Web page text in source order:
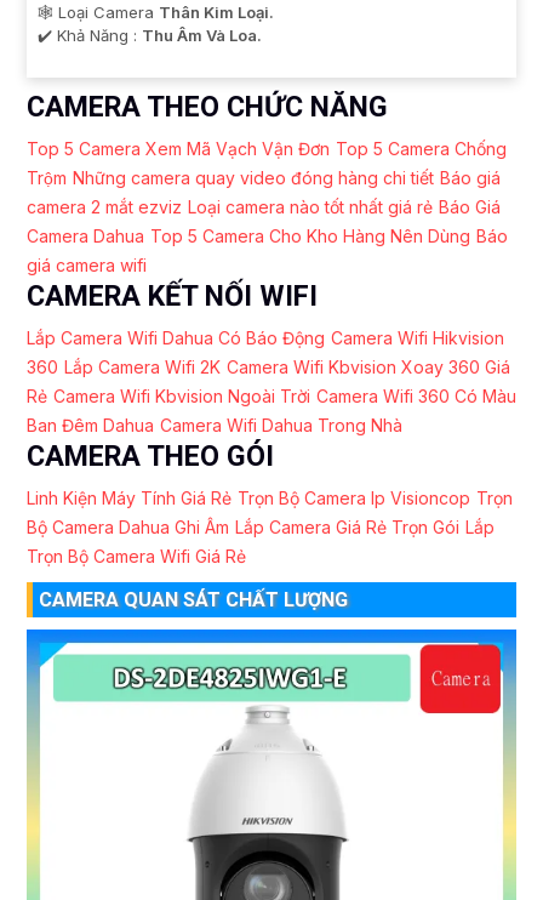
🕸️ Loại Camera Thân Kim Loại.
️✔️ Khả Năng : Thu Âm Và Loa.
CAMERA THEO CHỨC NĂNG
Top 5 Camera Xem Mã Vạch Vận Đơn Top 5 Camera Chống
Trộm Những camera quay video đóng hàng chi tiết Báo giá
camera 2 mắt ezviz Loại camera nào tốt nhất giá rẻ Báo Giá
Camera Dahua Top 5 Camera Cho Kho Hàng Nên Dùng Báo
giá camera wifi
CAMERA KẾT NỐI WIFI
Lắp Camera Wifi Dahua Có Báo Động Camera Wifi Hikvision
360 Lắp Camera Wifi 2K Camera Wifi Kbvision Xoay 360 Giá
Rẻ Camera Wifi Kbvision Ngoài Trời Camera Wifi 360 Có Màu
Ban Đêm Dahua Camera Wifi Dahua Trong Nhà
CAMERA THEO GÓI
Linh Kiện Máy Tính Giá Rẻ Trọn Bộ Camera Ip Visioncop Trọn
Bộ Camera Dahua Ghi Âm Lắp Camera Giá Rẻ Trọn Gói Lắp
Trọn Bộ Camera Wifi Giá Rẻ
CAMERA QUAN SÁT CHẤT LƯỢNG